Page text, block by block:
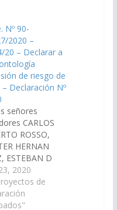
Nº 90-
2020 –
20 – Declarar a
de riesgo de
– Declaración Nº
señores
CARLOS
ROSSO,
HERNAN
ESTEBAN D
CORNEJO,
NICOLAS
DANI
2020
de